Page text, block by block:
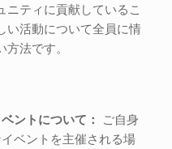
ニティに貢献しているこ
い活動について全員に情
法です。
ントについて： ご自身
ベントを主催される場